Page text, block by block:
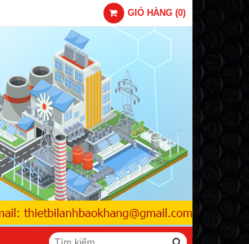
GIỎ HÀNG (0)